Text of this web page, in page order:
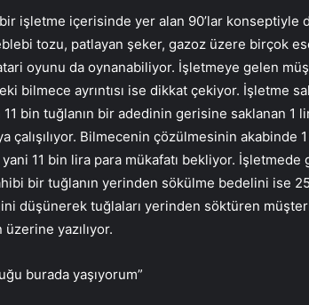
işletme içerisinde yer alan 90’lar konseptiyle
tozu, patlayan şeker, gazoz üzere birçok
oyunu da oynanabiliyor. İşletmeye gelen
bilmece ayrıntısı ise dikkat çekiyor. İşletme
11 bin tuğlanın bir adedinin gerisine saklanan 1
çalışılıyor. Bilmecenin çözülmesinin akabinde
yani 11 bin lira para mükafatı bekliyor.
bir tuğlanın yerinden sökülme bedelini ise
düşünerek tuğlaları yerinden söktüren
yazılıyor.
burada yaşıyorum”